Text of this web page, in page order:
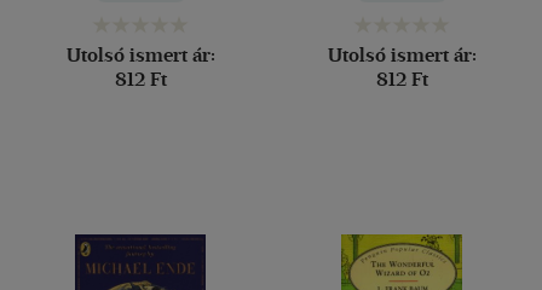
Utolsó ismert ár:
812 Ft
Utolsó ismert ár:
812 Ft